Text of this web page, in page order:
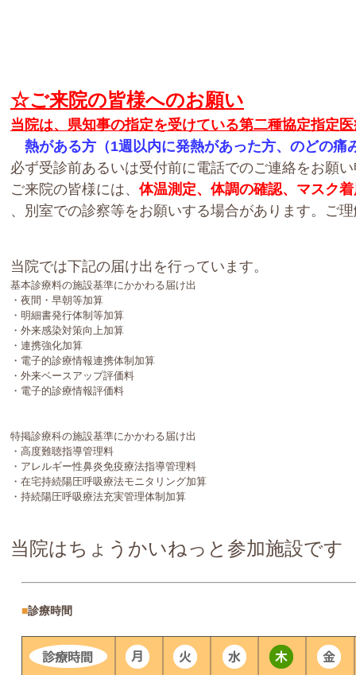
☆ご来院の皆様へのお願い
当院は、県知事の指定を受けている第二種協定指定
熱がある方（1週以内に発熱があった方、のどの痛
必ず受診前あるいは受付前に電話でのご連絡をお願
ご来院の皆様には、 体温測定、体調の確認、マスク
、別室での診察等をお願いする場合があります。ご
当院では下記の届け出を行っています。
基本診療料の施設基準にかかわる届け出
・夜間・早朝等加算
・明細書発行体制等加算
・外来感染対策向上加算
・連携強化加算
・電子的診療情報連携体制加算
・外来ベースアップ評価料
・電子的診療情報評価料
特掲診療科の施設基準にかかわる届け出
・高度難聴指導管理料
・アレルギー性鼻炎免疫療法指導管理料
・在宅持続陽圧呼吸療法モニタリング加算
・持続陽圧呼吸療法充実管理体制加算
当院はちょうかいねっと参加施設です
■診療時間